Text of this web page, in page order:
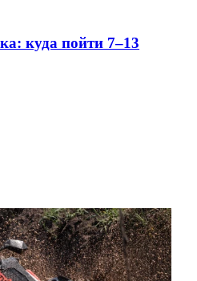
куда пойти 7–13